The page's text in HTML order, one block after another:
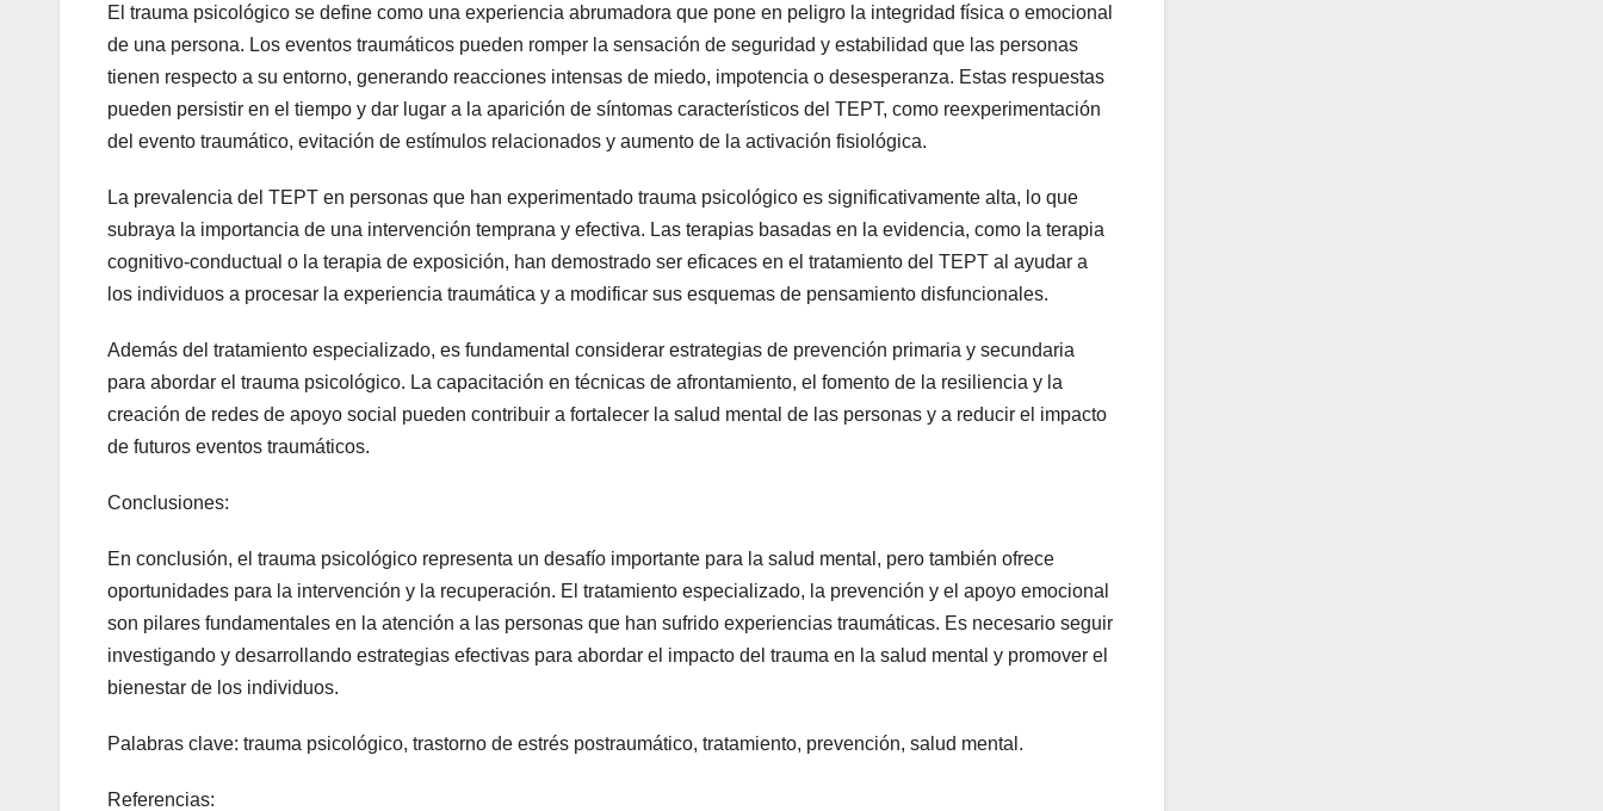
El trauma psicológico se define como una experiencia abrumadora que pone en peligro la integridad física o emocional
de una persona. Los eventos traumáticos pueden romper la sensación de seguridad y estabilidad que las personas
tienen respecto a su entorno, generando reacciones intensas de miedo, impotencia o desesperanza. Estas respuestas
pueden persistir en el tiempo y dar lugar a la aparición de síntomas característicos del TEPT, como reexperimentación
del evento traumático, evitación de estímulos relacionados y aumento de la activación fisiológica.
La prevalencia del TEPT en personas que han experimentado trauma psicológico es significativamente alta, lo que
subraya la importancia de una intervención temprana y efectiva. Las terapias basadas en la evidencia, como la terapia
cognitivo-conductual o la terapia de exposición, han demostrado ser eficaces en el tratamiento del TEPT al ayudar a
los individuos a procesar la experiencia traumática y a modificar sus esquemas de pensamiento disfuncionales.
Además del tratamiento especializado, es fundamental considerar estrategias de prevención primaria y secundaria
para abordar el trauma psicológico. La capacitación en técnicas de afrontamiento, el fomento de la resiliencia y la
creación de redes de apoyo social pueden contribuir a fortalecer la salud mental de las personas y a reducir el impacto
de futuros eventos traumáticos.
Conclusiones:
En conclusión, el trauma psicológico representa un desafío importante para la salud mental, pero también ofrece
oportunidades para la intervención y la recuperación. El tratamiento especializado, la prevención y el apoyo emocional
son pilares fundamentales en la atención a las personas que han sufrido experiencias traumáticas. Es necesario seguir
investigando y desarrollando estrategias efectivas para abordar el impacto del trauma en la salud mental y promover el
bienestar de los individuos.
Palabras clave: trauma psicológico, trastorno de estrés postraumático, tratamiento, prevención, salud mental.
Referencias: